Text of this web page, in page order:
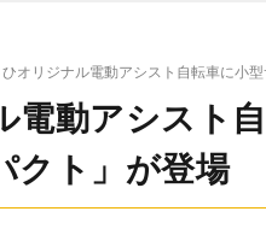
オリジナル電動アシスト自転車に小
電動アシスト
クト」が登場